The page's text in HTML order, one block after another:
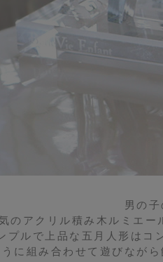
男の
のアクリル積み木ルミエ
プルで上品な五月人形はコ
に組み合わせて遊びなが